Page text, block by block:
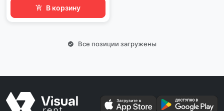
В корзину
Все позиции загружены